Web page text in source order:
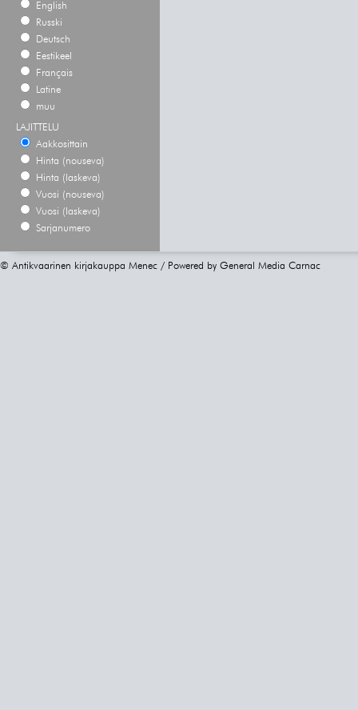
English
Russki
Deutsch
Eestikeel
Français
Latine
muu
LAJITTELU
Aakkosittain
Hinta (nouseva)
Hinta (laskeva)
Vuosi (nouseva)
Vuosi (laskeva)
Sarjanumero
© Antikvaarinen kirjakauppa Menec / Powered by General Media Carnac